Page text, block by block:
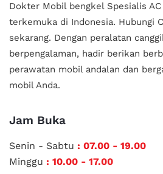
Dokter Mobil bengkel Spesialis
terkemuka di Indonesia. Hubungi
sekarang. Dengan peralatan
berpengalaman, hadir berikan
perawatan mobil andalan dan
mobil Anda.
Jam Buka
Senin - Sabtu : 07.00 - 19.00
Minggu : 10.00 - 17.00